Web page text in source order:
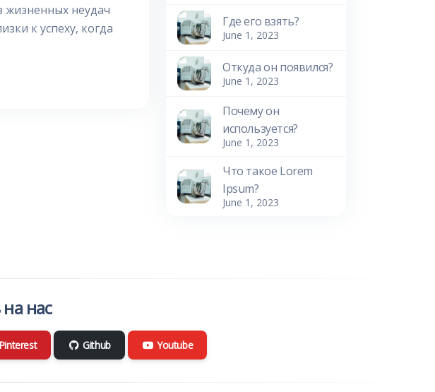
жизненных неудач
к успеху, когда
Где его взять?
June 1, 2023
Откуда он появился?
June 1, 2023
Почему он
используется?
June 1, 2023
Что такое Lorem
Ipsum?
June 1, 2023
нас
Pinterest Github Youtube